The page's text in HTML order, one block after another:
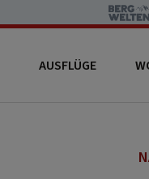
AUSFLÜGE